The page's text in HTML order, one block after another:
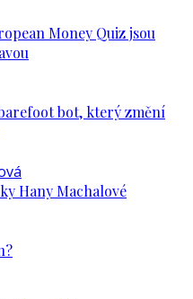
Money Quiz jsou
bot, který změní
Hany Machalové